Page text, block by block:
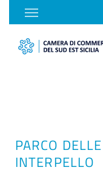
PARCO
INTERPELLO